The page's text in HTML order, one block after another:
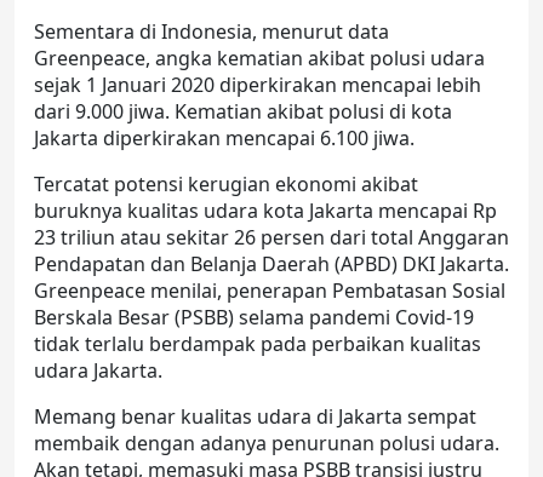
Sementara di Indonesia, menurut data
Greenpeace, angka kematian akibat polusi udara
sejak 1 Januari 2020 diperkirakan mencapai lebih
dari 9.000 jiwa. Kematian akibat polusi di kota
Jakarta diperkirakan mencapai 6.100 jiwa.
Tercatat potensi kerugian ekonomi akibat
buruknya kualitas udara kota Jakarta mencapai Rp
23 triliun atau sekitar 26 persen dari total Anggaran
Pendapatan dan Belanja Daerah (APBD) DKI Jakarta.
Greenpeace menilai, penerapan Pembatasan Sosial
Berskala Besar (PSBB) selama pandemi Covid-19
tidak terlalu berdampak pada perbaikan kualitas
udara Jakarta.
Memang benar kualitas udara di Jakarta sempat
membaik dengan adanya penurunan polusi udara.
Akan tetapi, memasuki masa PSBB transisi justru